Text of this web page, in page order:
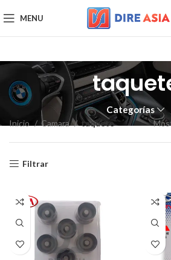
MENU
Categorías
Inicio Camara taquete
Filtrar